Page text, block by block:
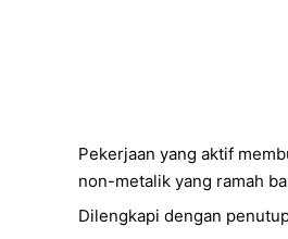
Pekerjaan yang aktif
non-metalik yang ramah
Dilengkapi dengan